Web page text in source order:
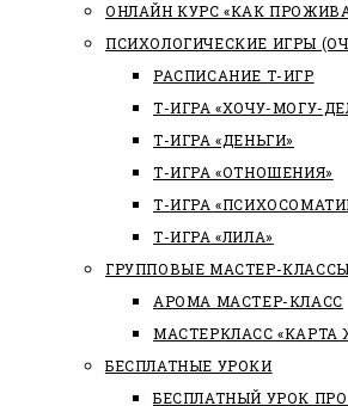
ОНЛАЙН КУРС «КАК
ПСИХОЛОГИЧЕСКИЕ ИГРЫ
РАСПИСАНИЕ Т-ИГР
Т-ИГРА «ХОЧУ-МОГУ-
Т-ИГРА «ДЕНЬГИ»
Т-ИГРА «ОТНОШЕНИЯ»
Т-ИГРА
Т-ИГРА «ЛИЛА»
ГРУППОВЫЕ МАСТЕР-
АРОМА МАСТЕР-КЛАСС
МАСТЕРКЛАСС «КАРТА
БЕСПЛАТНЫЕ УРОКИ
БЕСПЛАТНЫЙ УРОК